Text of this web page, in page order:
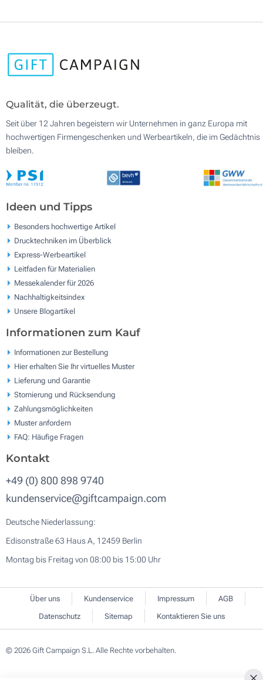
Qualität, die überzeugt.
Seit über 12 Jahren begeistern wir Unternehmen in ganz Europa mit
hochwertigen Firmengeschenken und Werbeartikeln, die im Gedächtnis
bleiben.
Ideen und Tipps
Besonders hochwertige Artikel
Drucktechniken im Überblick
Express-Werbeartikel
Leitfaden für Materialien
Messekalender für 2026
Nachhaltigkeitsindex
Unsere Blogartikel
Informationen zum Kauf
Informationen zur Bestellung
Hier erhalten Sie Ihr virtuelles Muster
Lieferung und Garantie
Stornierung und Rücksendung
Zahlungsmöglichkeiten
Muster anfordern
FAQ: Häufige Fragen
Kontakt
+49 (0) 800 898 9740
kundenservice@giftcampaign.com
Deutsche Niederlassung:
Edisonstraße 63 Haus A, 12459 Berlin
Montag bis Freitag von 08:00 bis 15:00 Uhr
Über uns Kundenservice Impressum
AGB
Datenschutz
Sitemap Kontaktieren Sie uns
© 2026 Gift Campaign S.L. Alle Rechte vorbehalten.